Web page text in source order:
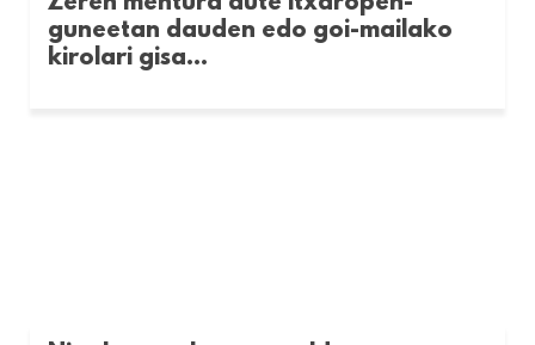
guneetan dauden edo goi-mailako
kirolari gisa...